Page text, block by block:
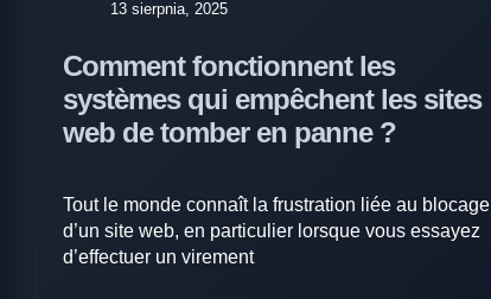
13 sierpnia, 2025
Comment fonctionnent les
systèmes qui empêchent les sites
web de tomber en panne ?
Tout le monde connaît la frustration liée au blocage
d’un site web, en particulier lorsque vous essayez
d’effectuer un virement